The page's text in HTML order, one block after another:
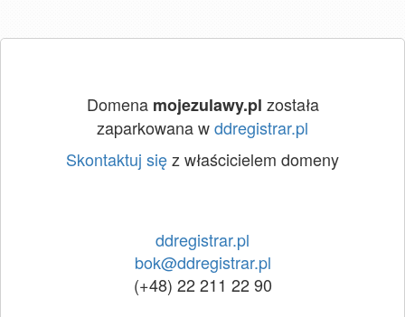
Domena mojezulawy.pl została
zaparkowana wddregistrar.pl
Skontaktuj sięz właścicielem domeny
ddregistrar.pl
bok@ddregistrar.pl
(+48) 22 211 22 90